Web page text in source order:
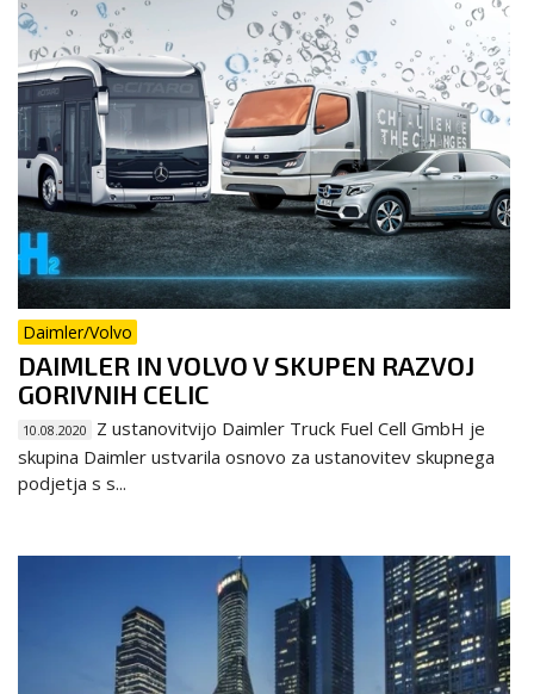
Daimler/Volvo
DAIMLER IN VOLVO V SKUPEN RAZVOJ
GORIVNIH CELIC
10.08.2020
Z ustanovitvijo Daimler Truck Fuel Cell GmbH je
skupina Daimler ustvarila osnovo za ustanovitev skupnega
podjetja s s...